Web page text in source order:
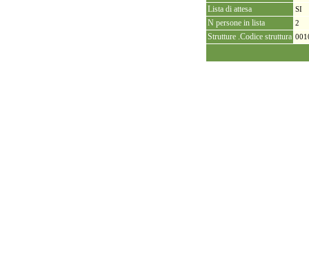
Lista di attesa SI
N persone in lista 2
Strutture .Codice struttura